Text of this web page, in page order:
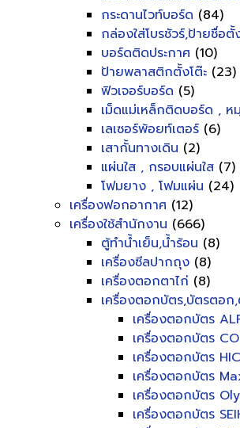
กระดานไวท์บอร์ด (84)
กล่องใส่โบรชัวร์,ป้ายชื่อตั้
บอร์ดติดประกาศ (10)
ป้ายพลาสติกตั้งโต๊ะ (23)
ฟิวเจอร์บอร์ด (5)
เม็ดแม่เหล็กติดบอร์ด ,
เลเซอร์พ้อยท์เตอร์ (6)
เสากั้นทางเดิน (2)
แผ่นใส , กรอบแผ่นใส (7)
โฟมยาง , โฟมแผ่น (24)
เครื่องฟอกอากาศ (12)
เครื่องใช้สำนักงาน (666)
ตู้ทำน้ำเย็น,น้ำร้อน (8)
เครื่องซีลปากถุง (8)
เครื่องตอกตาไก่ (8)
เครื่องตอกบัตร,บัตรตอ
เครื่องตอกบัตร
เครื่องตอกบัตร
เครื่องตอกบัตร HIC
เครื่องตอกบัตร
เครื่องตอกบัตร
เครื่องตอกบัตร